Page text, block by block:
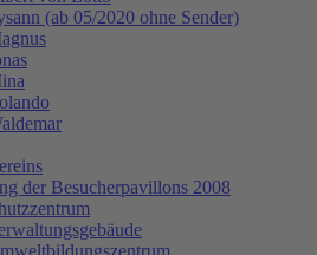
(ab 05/2020 ohne Sender)
der Besucherpavillons 2008